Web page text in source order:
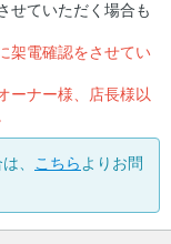
せていただく場合も
架電確認をさせてい
ーナー様、店長様以
、 こちら よりお問